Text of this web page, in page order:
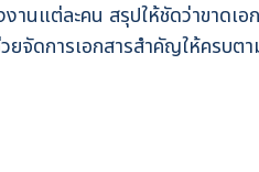
านแต่ละคน สรุปให้ชัดว่าขาดเอ
ยจัดการเอกสารสำคัญให้ครบต